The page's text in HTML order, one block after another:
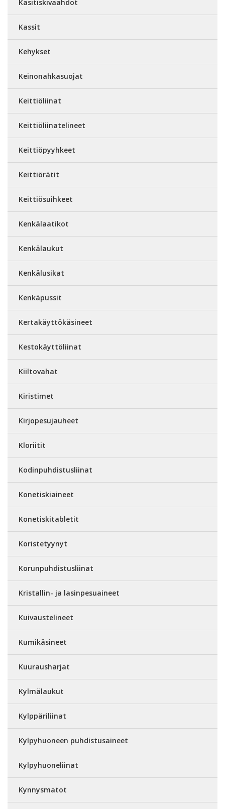
Käsitiskivaahdot
Kassit
Kehykset
Keinonahkasuojat
Keittiöliinat
Keittiöliinatelineet
Keittiöpyyhkeet
Keittiörätit
Keittiösuihkeet
Kenkälaatikot
Kenkälaukut
Kenkälusikat
Kenkäpussit
Kertakäyttökäsineet
Kestokäyttöliinat
Kiiltovahat
Kiristimet
Kirjopesujauheet
Kloriitit
Kodinpuhdistusliinat
Konetiskiaineet
Konetiskitabletit
Koristetyynyt
Korunpuhdistusliinat
Kristallin- ja lasinpesuaineet
Kuivaustelineet
Kumikäsineet
Kuurausharjat
Kylmälaukut
Kylppäriliinat
Kylpyhuoneen puhdistusaineet
Kylpyhuoneliinat
Kynnysmatot